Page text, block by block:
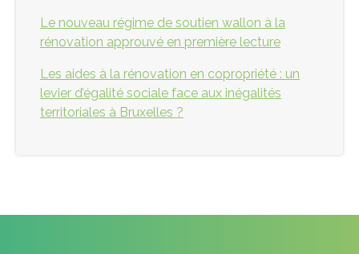
Le nouveau régime de soutien wallon à la
rénovation approuvé en première lecture
Les aides à la rénovation en copropriété : un
levier d’égalité sociale face aux inégalités
territoriales à Bruxelles ?